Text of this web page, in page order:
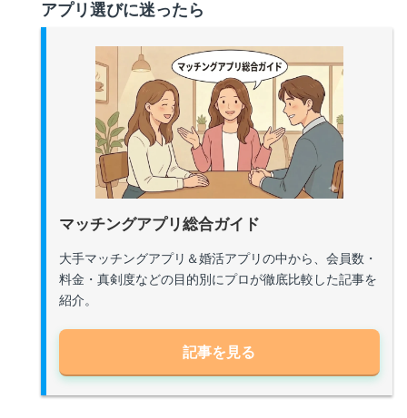
アプリ選びに迷ったら
マッチングアプリ総合ガイド
大手マッチングアプリ＆婚活アプリの中から、会員数・
料金・真剣度などの目的別にプロが徹底比較した記事を
紹介。
記事を見る